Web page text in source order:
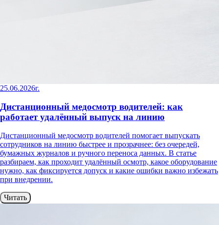
25.06.2026г.
Дистанционный медосмотр водителей: как
работает удалённый выпуск на линию
Дистанционный медосмотр водителей помогает выпускать
сотрудников на линию быстрее и прозрачнее: без очередей,
бумажных журналов и ручного переноса данных. В статье
разбираем, как проходит удалённый осмотр, какое оборудование
нужно, как фиксируется допуск и какие ошибки важно избежать
при внедрении.
Читать